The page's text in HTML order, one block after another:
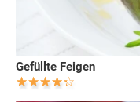
Gefüllte Feigen